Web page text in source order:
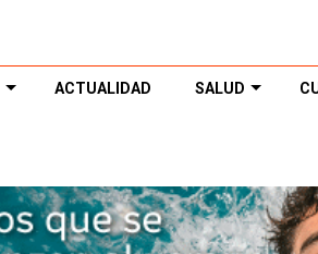
ACTUALIDAD SALUD